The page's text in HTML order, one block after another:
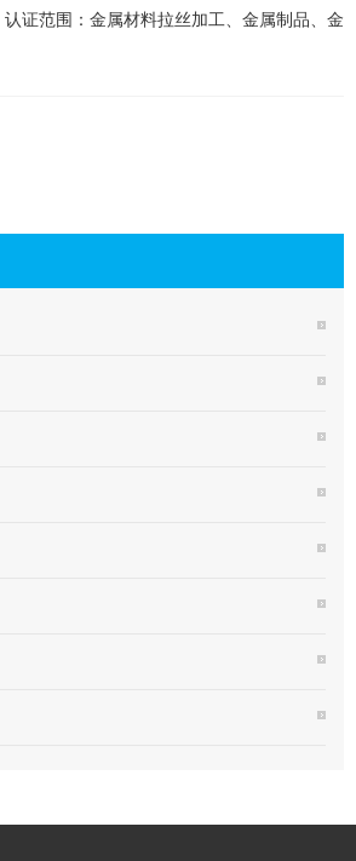
证范围：金属材料拉丝加工、金属制品、金